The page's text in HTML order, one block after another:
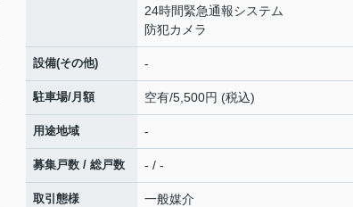
24時間緊急通報システム
防犯カメラ
設備(その他) -
駐車場/月額 空有/5,500円 (税込)
用途地域 -
募集戸数 / 総戸数 - / -
取引態様 一般媒介